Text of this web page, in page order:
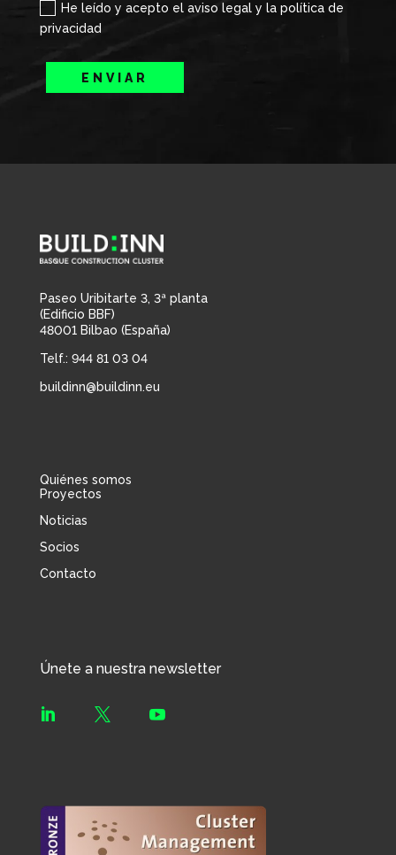
He leído y acepto el aviso legal y la política de
privacidad
ENVIAR
Paseo Uribitarte 3, 3ª planta
(Edificio BBF)
48001 Bilbao (España)
Telf.: 944 81 03 04
buildinn@buildinn.eu
Quiénes somos
Proyectos
Noticias
Socios
Contacto
Únete a nuestra newsletter
  